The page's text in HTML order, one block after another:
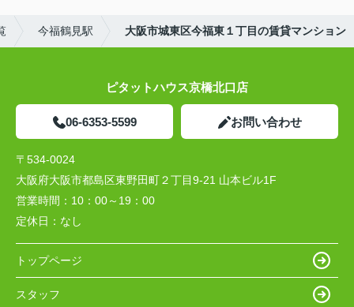
今福鶴見駅 大阪市城東区今福東１丁目の賃貸マンション
ピタットハウス京橋北口店
06-6353-5599 お問い合わせ
〒534-0024
大阪府大阪市都島区東野田町２丁目9-21 山本ビル1F
営業時間： 10：00～19：00
定休日： なし
トップページ
スタッフ